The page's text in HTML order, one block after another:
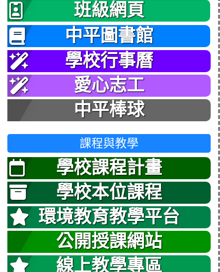
班級網頁
中平圖書館
學校行事曆
愛心志工
中平棒球
課程與教學
學校課程計畫
學校本位課程
環境教育教學平台
公開授課網站
線上教學專區